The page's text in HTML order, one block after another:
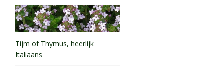
Tijm of Thymus, heerlijk
Italiaans